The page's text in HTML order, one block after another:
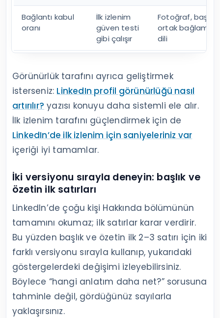
Bağlantı kabul
oranı
İlk izlenim
güven testi
gibi çalışır
Fotoğraf, başlık,
ortak bağlam,
dili
Görünürlük tarafını ayrıca geliştirmek
isterseniz: LinkedIn profil görünürlüğü nasıl
artırılır? yazısı konuyu daha sistemli ele alır.
İlk izlenim tarafını güçlendirmek için de
LinkedIn’de ilk izlenim için saniyeleriniz var
içeriği iyi tamamlar.
İki versiyonu sırayla deneyin: başlık ve
özetin ilk satırları
LinkedIn’de çoğu kişi Hakkında bölümünün
tamamını okumaz; ilk satırlar karar verdirir.
Bu yüzden başlık ve özetin ilk 2–3 satırı için iki
farklı versiyonu sırayla kullanıp, yukarıdaki
göstergelerdeki değişimi izleyebilirsiniz.
Böylece “hangi anlatım daha net?” sorusuna
tahminle değil, gördüğünüz sayılarla
yaklaşırsınız.